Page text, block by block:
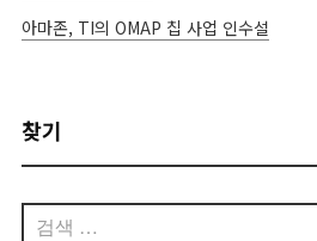
아마존, TI의 OMAP 칩 사업 인수설
찾기